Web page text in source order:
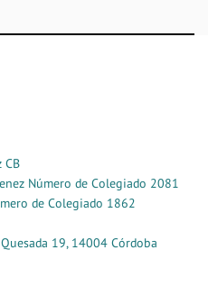
CB
Número de Colegiado 2081
de Colegiado 1862
19, 14004 Córdoba